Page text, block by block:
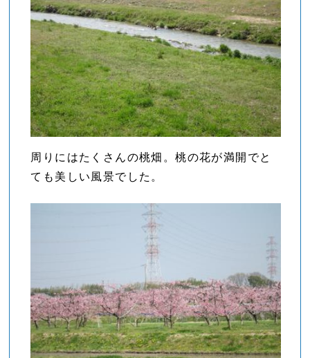
周りにはたくさんの桃畑。桃の花が満開でと
ても美しい風景でした。